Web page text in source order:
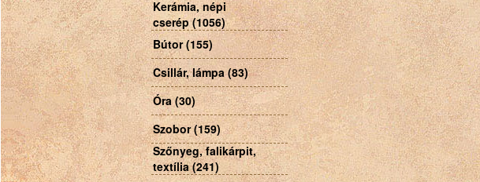
Kerámia, népi
cserép (1056)
Bútor (155)
Csillár, lámpa (83)
Óra (30)
Szobor (159)
Szőnyeg, falikárpit,
textília (241)